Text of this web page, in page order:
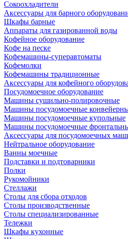
Сокоохладители
Аксессуары для барного
Шкафы барные
Аппараты для газированной воды
Кофейное оборудование
Кофе на песке
Кофемашины-суперавтоматы
Кофемолки
Кофемашины традиционные
Аксессуары для кофейного
Посудомоечное оборудование
Машины сушильно-полировочные
Машины посудомоечные
Машины посудомоечные купольные
Машины посудомоечные
Аксессуары для посудомоечных
Нейтральное оборудование
Ванны моечные
Подставки и подтоварники
Полки
Рукомойники
Стеллажи
Столы для сбора отходов
Столы производственные
Столы специализированные
Тележки
Шкафы кухонные